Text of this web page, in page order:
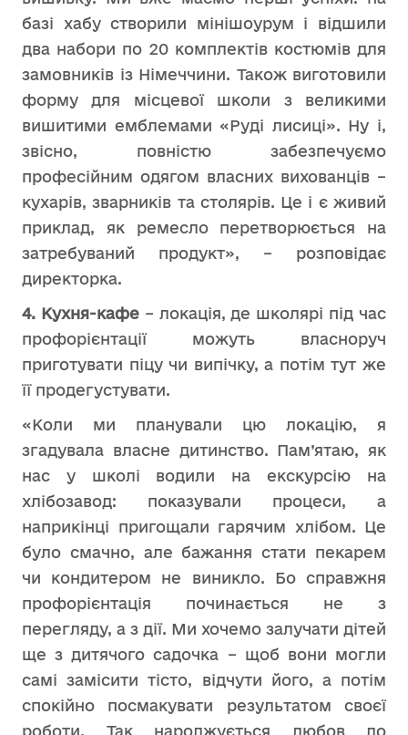
базі хабу створили мінішоурум і відшили
два набори по 20 комплектів костюмів для
замовників із Німеччини. Також виготовили
форму для місцевої школи з великими
вишитими емблемами «Руді лисиці». Ну і,
звісно, повністю забезпечуємо
професійним одягом власних вихованців –
кухарів, зварників та столярів. Це і є живий
приклад, як ремесло перетворюється на
затребуваний продукт», – розповідає
директорка.
4. Кухня-кафе – локація, де школярі під час
профорієнтації можуть власноруч
приготувати піцу чи випічку, а потім тут же
її продегустувати.
«Коли
ми планували цю локацію, я
згадувала власне дитинство. Пам’ятаю, як
нас у школі водили на екскурсію на
хлібозавод: показували процеси, а
наприкінці пригощали гарячим хлібом. Це
було смачно, але бажання стати пекарем
чи кондитером не виникло. Бо справжня
профорієнтація починається не з
перегляду, а з дії. Ми хочемо залучати дітей
ще з дитячого садочка – щоб вони могли
самі замісити тісто, відчути його, а потім
спокійно посмакувати результатом своєї
роботи. Так народжується любов до